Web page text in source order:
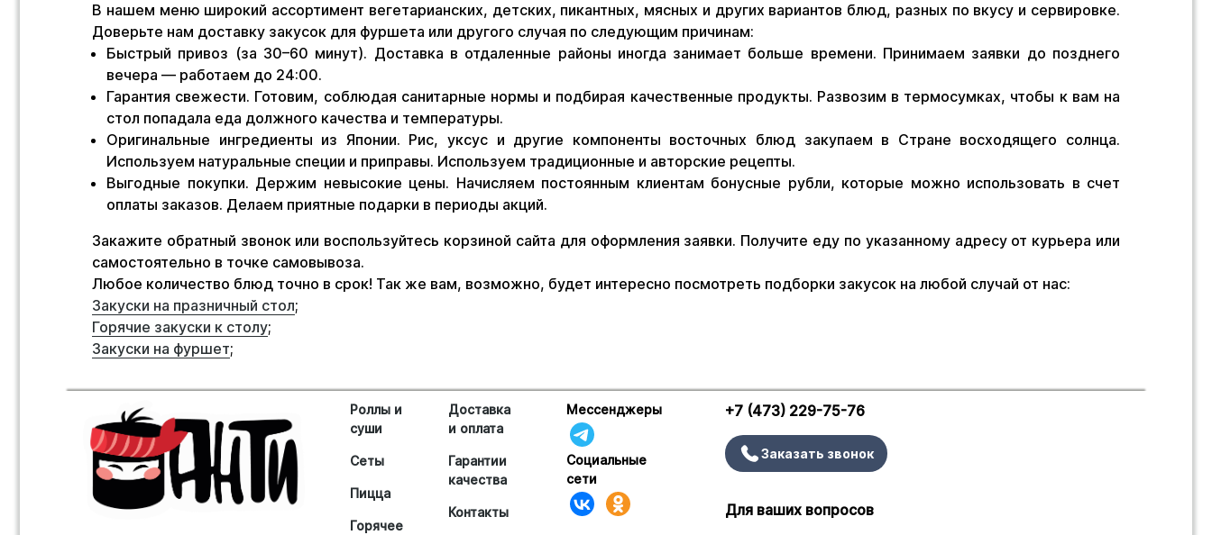
В нашем меню широкий ассортимент вегетарианских, детских, пикантных, мясных и других вариантов блюд, разных по вкусу и сервировке.
Доверьте нам доставку закусок для фуршета или другого случая по следующим причинам:
Быстрый привоз (за 30–60 минут). Доставка в отдаленные районы иногда занимает больше времени. Принимаем заявки до позднего
вечера — работаем до 24:00.
Гарантия свежести. Готовим, соблюдая санитарные нормы и подбирая качественные продукты. Развозим в термосумках, чтобы к вам на
стол попадала еда должного качества и температуры.
Оригинальные ингредиенты из Японии. Рис, уксус и другие компоненты восточных блюд закупаем в Стране восходящего солнца.
Используем натуральные специи и приправы. Используем традиционные и авторские рецепты.
Выгодные покупки. Держим невысокие цены. Начисляем постоянным клиентам бонусные рубли, которые можно использовать в счет
оплаты заказов. Делаем приятные подарки в периоды акций.
Закажите обратный звонок или воспользуйтесь корзиной сайта для оформления заявки. Получите еду по указанному адресу от курьера или
самостоятельно в точке самовывоза.
Любое количество блюд точно в срок! Так же вам, возможно, будет интересно посмотреть подборки закусок на любой случай от нас:
Закуски на празничный стол;
Горячие закуски к столу;
Закуски на фуршет;
Роллы и
суши
Сеты
Пицца
Горячее
Доставка
и оплата
Гарантии
качества
Контакты
Мессенджеры
Социальные
сети
+7 (473) 229-75-76
Заказать звонок
Для ваших вопросов